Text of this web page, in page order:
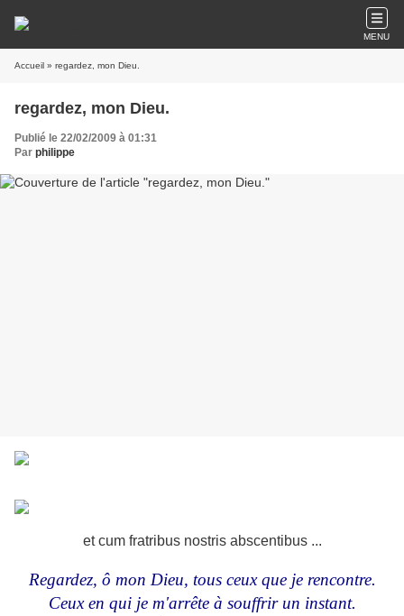
MENU
Accueil » regardez, mon Dieu.
regardez, mon Dieu.
Publié le 22/02/2009 à 01:31
Par philippe
et cum fratribus nostris abscentibus ...
Regardez, ô mon Dieu, tous ceux que je rencontre.
Ceux en qui je m'arrête à souffrir un instant.